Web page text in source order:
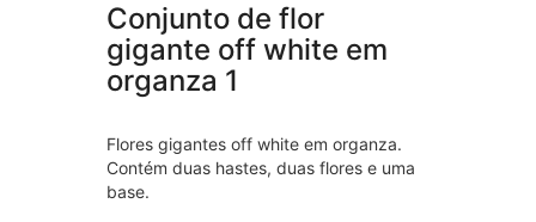
Conjunto de flor
gigante off white em
organza 1
Flores gigantes off white em organza.
Contém duas hastes, duas flores e uma
base.